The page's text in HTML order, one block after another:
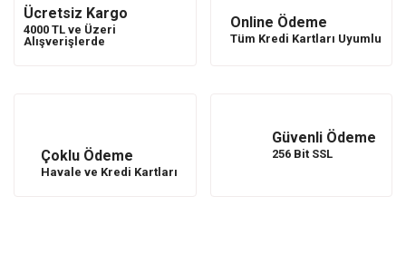
Ücretsiz Kargo
4000 TL ve Üzeri
Alışverişlerde
Online Ödeme
Tüm Kredi Kartları Uyumlu
Çoklu Ödeme
Havale ve Kredi Kartları
Güvenli Ödeme
256 Bit SSL